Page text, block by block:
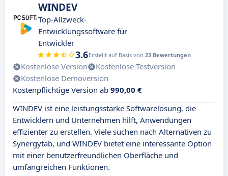
WINDEV
Top-Allzweck-
Entwicklungssoftware für
Entwickler
3.6Erstellt auf Basis von 23 Bewertungen
Kostenlose Version
Kostenlose Testversion
Kostenlose Demoversion
Kostenpflichtige Version ab 990,00 €
WINDEV ist eine leistungsstarke Softwarelösung, die
Entwicklern und Unternehmen hilft, Anwendungen
effizienter zu erstellen. Viele suchen nach Alternativen zu
Synergytab, und WINDEV bietet eine interessante Option
mit einer benutzerfreundlichen Oberfläche und
umfangreichen Funktionen.